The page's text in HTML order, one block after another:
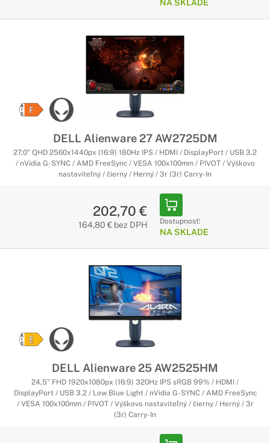
NA SKLADE
DELL Alienware 27 AW2725DM
27,0" QHD 2560x1440px (16:9) 180Hz IPS / HDMI / DisplayPort / USB 3.2
/ nVidia G-SYNC / AMD FreeSync / VESA 100x100mm / PIVOT / Výškovo
nastaviteľný / čierny / Herný / 3r (3r) Carry-In
202,70 €
164,80 € bez DPH Dostupnosť:
NA SKLADE
DELL Alienware 25 AW2525HM
24,5" FHD 1920x1080px (16:9) 320Hz IPS sRGB 99% / HDMI /
DisplayPort / USB 3.2 / Low Blue Light / nVidia G-SYNC / AMD FreeSync
/ VESA 100x100mm / PIVOT / Výškovo nastaviteľný / čierny / Herný / 3r
(3r) Carry-In